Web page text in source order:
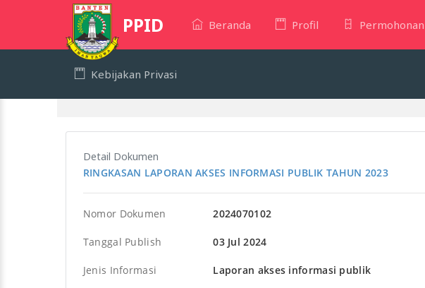
PPID Beranda Profil Permohonan
Kebijakan Privasi
Detail Dokumen
RINGKASAN LAPORAN AKSES INFORMASI PUBLIK TAHUN 2023
Nomor Dokumen 2024070102
Tanggal Publish 03 Jul 2024
Jenis Informasi Laporan akses informasi publik